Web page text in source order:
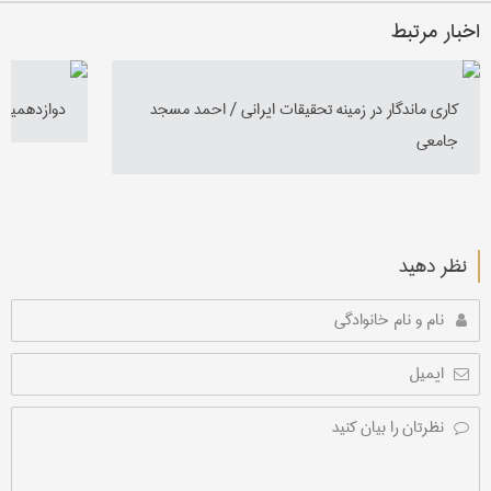
اخبار مرتبط
کاری ماندگار در زمینه تحقیقات ایرانی / احمد مسجد
جامعی
نظر دهید